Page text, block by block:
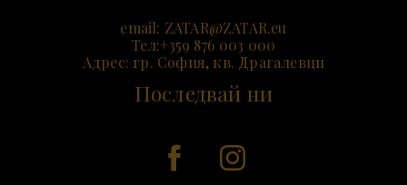
email: ZATAR@ZATAR.eu
Тел:+359 876 003 000
Адрес: гр. София, кв. Драгалевци
Последвай ни